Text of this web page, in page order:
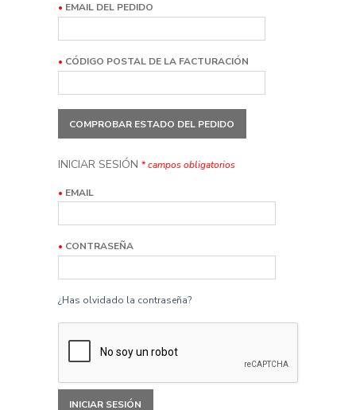
• EMAIL DEL PEDIDO
• CÓDIGO POSTAL DE LA FACTURACIÓN
COMPROBAR ESTADO DEL PEDIDO
INICIAR SESIÓN *campos obligatorios
• EMAIL
• CONTRASEÑA
¿Has olvidado la contraseña?
INICIAR SESIÓN